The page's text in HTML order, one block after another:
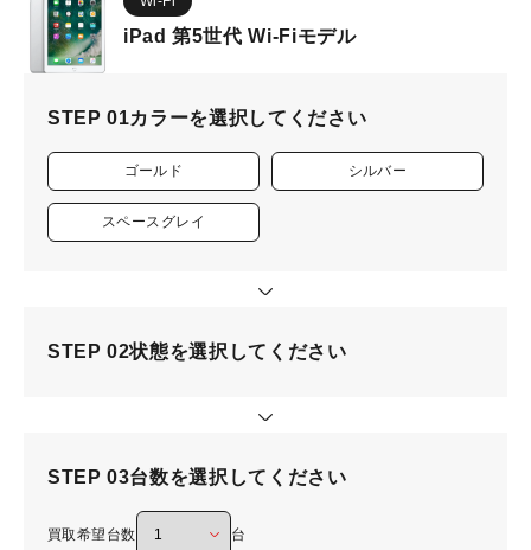
iPad 第5世代 Wi-Fiモデル
STEP 01カラーを選択してください
ゴールド シルバー
スペースグレイ
STEP 02状態を選択してください
STEP 03台数を選択してください
買取希望台数 台